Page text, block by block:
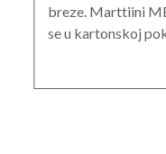
breze. Marttiini
se u kartonskoj